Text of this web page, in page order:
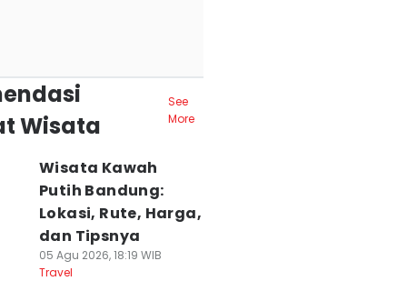
Wisata
See
More
Wisata Kawah
Putih Bandung:
Lokasi, Rute, Harga,
dan Tipsnya
05 Agu 2026, 18:19 WIB
Travel